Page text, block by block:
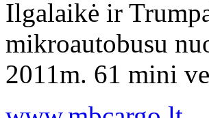
Ilgalaikė ir
mikroautobusu
2011m. 61 mini